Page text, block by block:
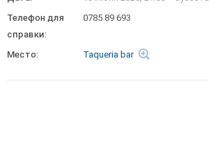
Телефон для
справки:
0785 89 693
Место: Taqueria bar